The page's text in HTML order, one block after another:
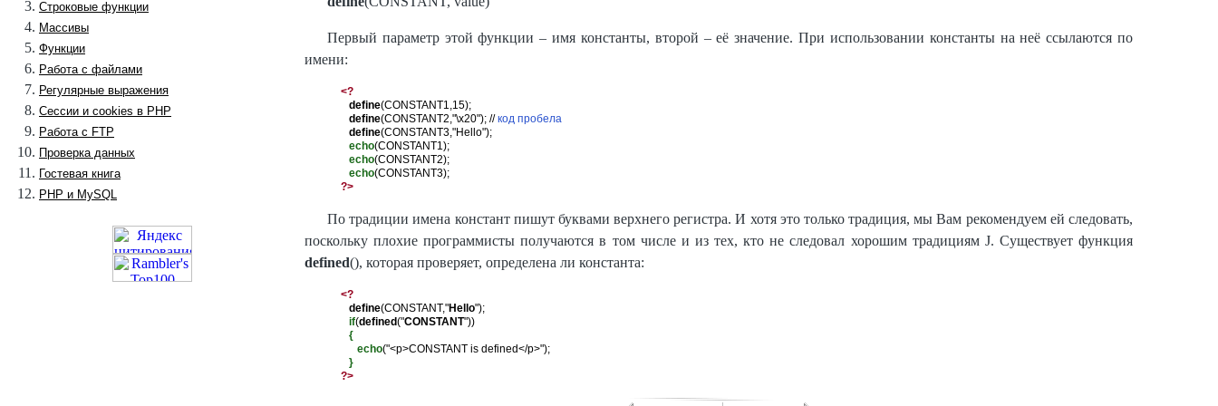
Строковые функции
Массивы
Функции
Работа с файлами
Регулярные выражения
Сессии и cookies в PHP
Работа с FTP
Проверка данных
Гостевая книга
PHP и MySQL
Первый параметр этой функции – имя константы, второй – её значение. При использовании константы на неё ссылаются по
имени:
<?
define(CONSTANT1,15);
define(CONSTANT2,"\x20"); // код пробела
define(CONSTANT3,"Hello");
echo(CONSTANT1);
echo(CONSTANT2);
echo
?>
По традиции имена констант пишут буквами верхнего регистра. И хотя это только традиция, мы Вам рекомендуем ей следовать,
поскольку плохие программисты получаются в том числе и из тех, кто не следовал хорошим традициям J. Существует функция
defined(), которая проверяет, определена ли константа:
<?
define(CONSTANT,"Hello");
if(defined("CONSTANT"))
{
echo("<p>CONSTANT is defined</p>");
}
?>